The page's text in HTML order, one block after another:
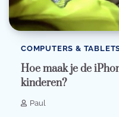
COMPUTERS &
Hoe maak je de
kinderen?
Paul